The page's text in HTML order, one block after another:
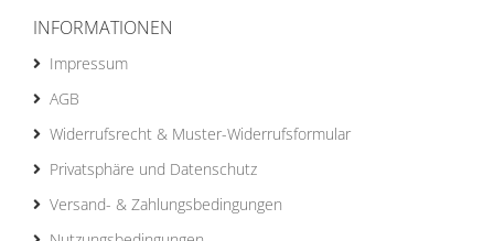
INFORMATIONEN
Impressum
AGB
Widerrufsrecht & Muster-Widerrufsformular
Privatsphäre und Datenschutz
Versand- & Zahlungsbedingungen